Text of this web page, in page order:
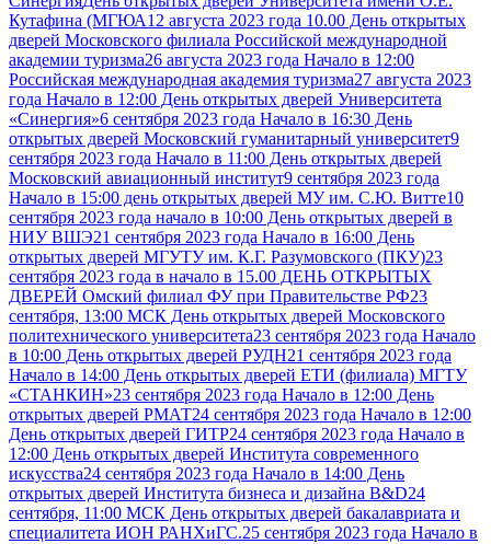
Кутафина (МГЮА12 августа 2023 года 10.00 День открытых
дверей Московского филиала Российской международной
академии туризма26 августа 2023 года Начало в 12:00
Российская международная академия туризма27 августа 2023
года Начало в 12:00 День открытых дверей Университета
«Синергия»6 сентября 2023 года Начало в 16:30 День
открытых дверей Московский гуманитарный университет9
сентября 2023 года Начало в 11:00 День открытых дверей
Московский авиационный институт9 сентября 2023 года
Начало в 15:00 день открытых дверей МУ им. С.Ю. Витте10
сентября 2023 года начало в 10:00 День открытых дверей в
НИУ ВШЭ21 сентября 2023 года Начало в 16:00 День
открытых дверей МГУТУ им. К.Г. Разумовского (ПКУ)23
сентября 2023 года в начало в 15.00 ДЕНЬ ОТКРЫТЫХ
ДВЕРЕЙ Омский филиал ФУ при Правительстве РФ23
сентября, 13:00 МСК День открытых дверей Московского
политехнического университета23 сентября 2023 года Начало
в 10:00 День открытых дверей РУДН21 сентября 2023 года
Начало в 14:00 День открытых дверей ЕТИ (филиала) МГТУ
«СТАНКИН»23 сентября 2023 года Начало в 12:00 День
открытых дверей РМАТ24 сентября 2023 года Начало в 12:00
День открытых дверей ГИТР24 сентября 2023 года Начало в
12:00 День открытых дверей Института современного
искусства24 сентября 2023 года Начало в 14:00 День
открытых дверей Института бизнеса и дизайна B&D24
сентября, 11:00 МСК День открытых дверей бакалавриата и
специалитета ИОН РАНХиГС.25 сентября 2023 года Начало в